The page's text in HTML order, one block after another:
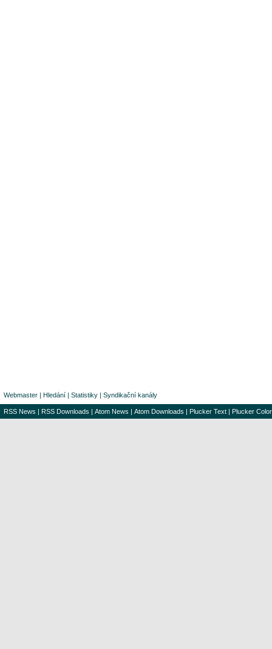
Webmaster | Hledání | Statistiky | Syndikační kanály
RSS News | RSS Downloads | Atom News | Atom Downloads | Plucker Text | Plucker Color